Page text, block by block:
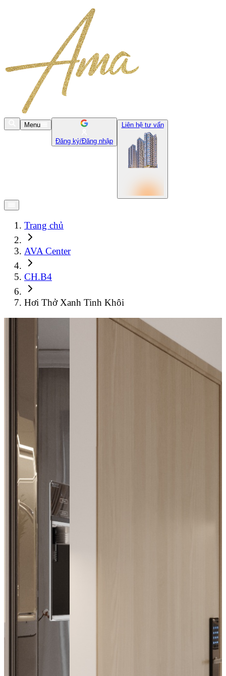
Menu
Đăng ký/Đăng nhập
Liên hệ tư vấn
Trang chủ
AVA Center
CH.B4
Hơi Thở Xanh Tinh Khôi